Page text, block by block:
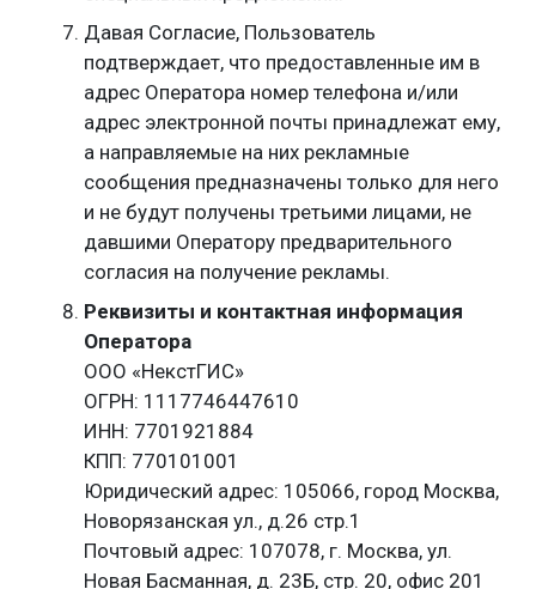
Давая Согласие, Пользователь
подтверждает, что предоставленные им в
адрес Оператора номер телефона и/или
адрес электронной почты принадлежат ему,
а направляемые на них рекламные
сообщения предназначены только для него
и не будут получены третьими лицами, не
давшими Оператору предварительного
согласия на получение рекламы.
Реквизиты и контактная информация
Оператора
ООО «НекстГИС»
ОГРН: 1117746447610
ИНН: 7701921884
КПП: 770101001
Юридический адрес: 105066, город Москва,
Новорязанская ул., д.26 стр.1
Почтовый адрес: 107078, г. Москва, ул.
Новая Басманная, д. 23Б, стр. 20, офис 201